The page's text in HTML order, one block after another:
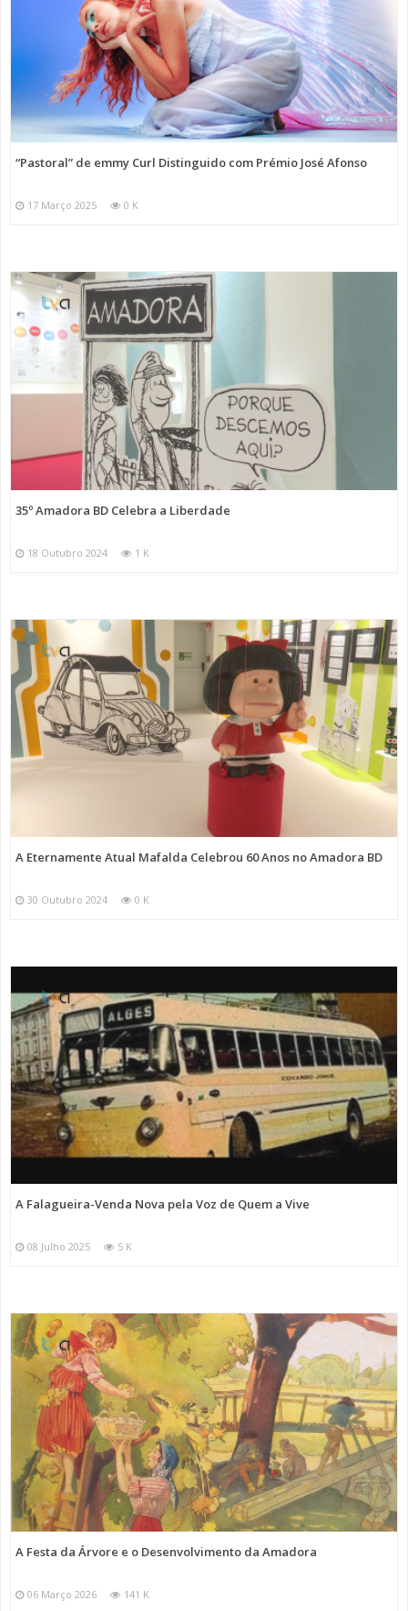
“Pastoral” de emmy Curl Distinguido com Prémio José Afonso
17 Março 2025 0 K
35º Amadora BD Celebra a Liberdade
18 Outubro 2024 1 K
A Eternamente Atual Mafalda Celebrou 60 Anos no Amadora BD
30 Outubro 2024 0 K
A Falagueira-Venda Nova pela Voz de Quem a Vive
08 Julho 2025 5 K
A Festa da Árvore e o Desenvolvimento da Amadora
06 Março 2026 141 K